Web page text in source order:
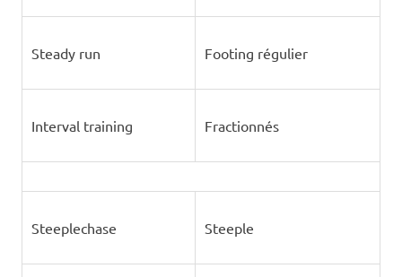
Steady run Footing régulier
Interval training Fractionnés
Steeplechase Steeple